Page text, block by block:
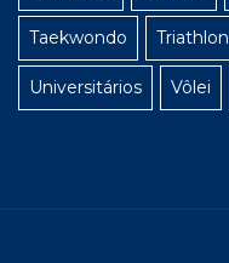
Taekwondo Triathlon
Universitários Vôlei